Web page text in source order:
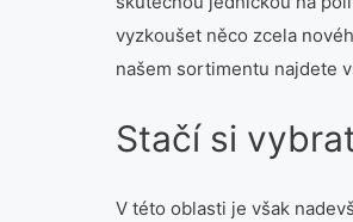
vyzkoušet něco zcela
našem sortimentu najdete
Stačí si
V této oblasti je však